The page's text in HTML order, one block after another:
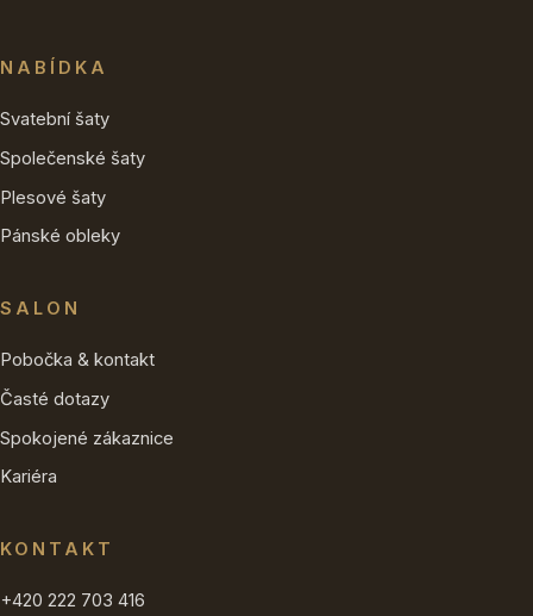
NABÍDKA
Svatební šaty
Společenské šaty
Plesové šaty
Pánské obleky
SALON
Pobočka & kontakt
Časté dotazy
Spokojené zákaznice
Kariéra
KONTAKT
+420 222 703 416